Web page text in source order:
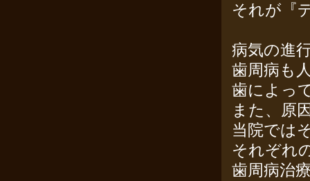
それが『
病気の進
歯周病も
歯によっ
また、原
当院では
それぞれ
歯周病治